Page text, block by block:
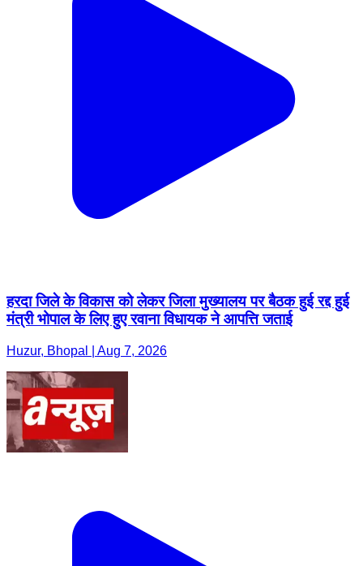
हरदा जिले के विकास को लेकर जिला मुख्यालय पर बैठक हुई रद्द हुई
मंत्री भोपाल के लिए हुए रवाना विधायक ने आपत्ति जताई
Huzur, Bhopal | Aug 7, 2026